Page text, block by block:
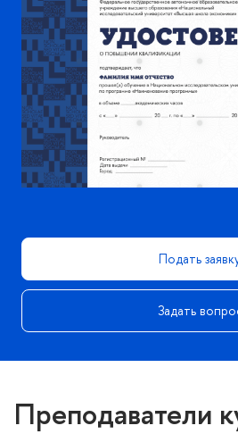
Подать
Задать
Преподаватели